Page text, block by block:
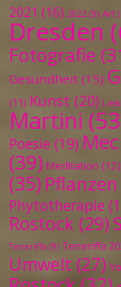
2021 (16) 2022 (9) Art
Dresden
Fotografie
Gesundheit (15)
(11) Kunst (20)
Martini
Poesie (19)
(39) Meditation (12)
(35) Pflanzen
Phytotherapie
Rostock (29)
Teneriffa (9) Teneriffa
Umwelt (27)